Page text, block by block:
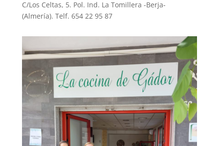
C/Los Celtas, 5. Pol. Ind. La Tomillera -Berja-
(Almería). Telf. 654 22 95 87